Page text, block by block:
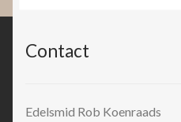
Contact
Edelsmid Rob Koenraads